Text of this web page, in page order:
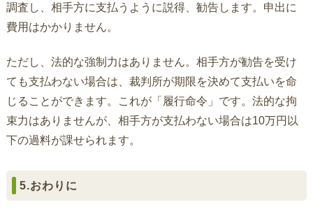
調査し、相手方に支払うように説得、勧告します。申出に
費用はかかりません。
ただし、法的な強制力はありません。相手方が勧告を受け
ても支払わない場合は、裁判所が期限を決めて支払いを命
じることができます。これが「履行命令」です。法的な拘
束力はありませんが、相手方が支払わない場合は10万円以
下の過料が課せられます。
5.おわりに